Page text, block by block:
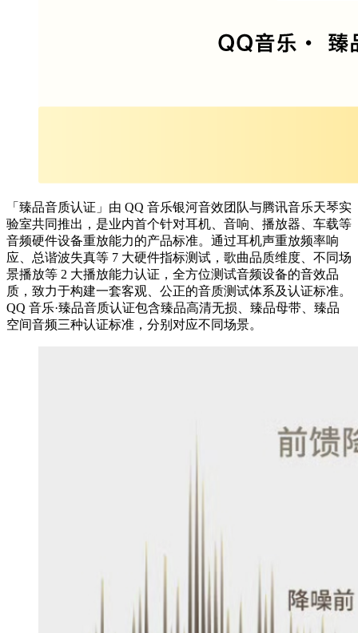
「臻品音质认证」由 QQ 音乐银河音效团队与腾讯音乐天琴实
验室共同推出，是业内首个针对耳机、音响、播放器、车载等
音频硬件设备重放能力的产品标准。通过耳机声重放频率响
应、总谐波失真等 7 大硬件指标测试，歌曲品质维度、不同场
景播放等 2 大播放能力认证，全方位测试音频设备的音效品
质，致力于构建一套客观、公正的音质测试体系及认证标准。
QQ 音乐·臻品音质认证包含臻品高清无损、臻品母带、臻品
空间音频三种认证标准，分别对应不同场景。